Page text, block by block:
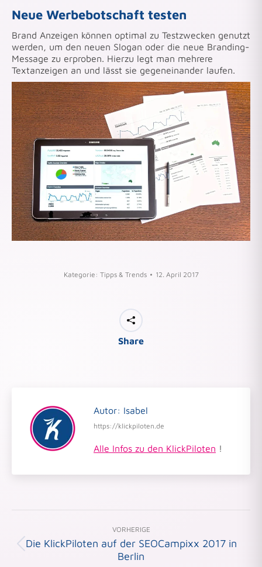
Neue Werbebotschaft testen
Brand Anzeigen können optimal zu Testzwecken genutzt
werden, um den neuen Slogan oder die neue Branding-
Message zu erproben. Hierzu legt man mehrere
Textanzeigen an und lässt sie gegeneinander laufen.
Kategorie: Tipps & Trends 12. April 2017
Share
Autor: Isabel
https://klickpiloten.de
Alle Infos zu den KlickPiloten !
VORHERIGE
Vorheriger
Beitrag:
Die KlickPiloten auf der SEOCampixx 2017 in
Berlin